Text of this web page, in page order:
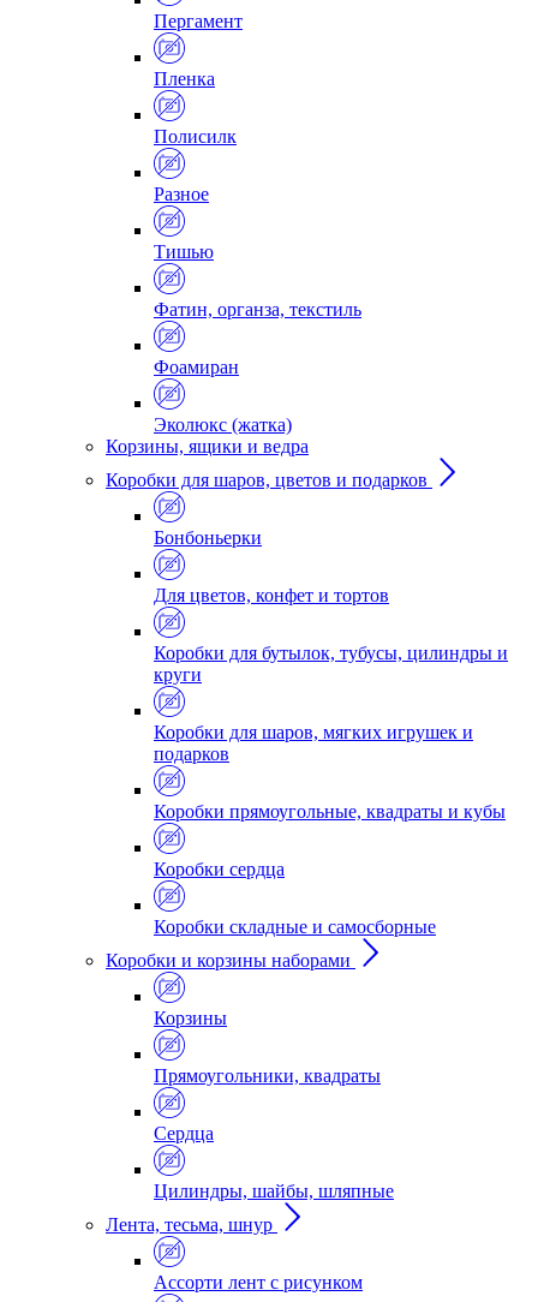
Пергамент
Пленка
Полисилк
Разное
Тишью
Фатин, органза, текстиль
Фоамиран
Эколюкс (жатка)
Корзины, ящики и ведра
Коробки для шаров, цветов и подарков
Бонбоньерки
Для цветов, конфет и тортов
Коробки для бутылок, тубусы, цилиндры и
круги
Коробки для шаров, мягких игрушек и
подарков
Коробки прямоугольные, квадраты и кубы
Коробки сердца
Коробки складные и самосборные
Коробки и корзины наборами
Корзины
Прямоугольники, квадраты
Сердца
Цилиндры, шайбы, шляпные
Лента, тесьма, шнур
Ассорти лент с рисунком